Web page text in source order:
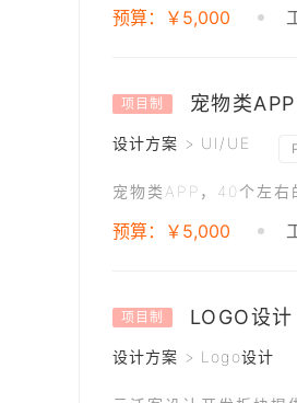
预算：￥5,000
项目制 宠物类
设计方案 > UI/UE
宠物类APP，40个左
预算：￥5,000
项目制 LOGO设计
设计方案 > Logo设计